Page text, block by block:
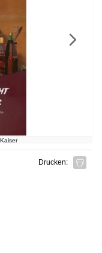
Next
Drucken: